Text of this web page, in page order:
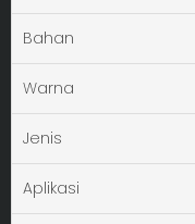
Bahan
Warna
Jenis
Aplikasi